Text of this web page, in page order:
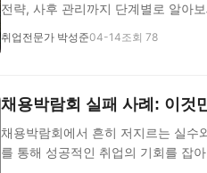
전략, 사후 관리까지 단계별로 알아
취업전문가 박성준04-14조회 78
채용박람회 실패 사례: 이것
채용박람회에서 흔히 저지르는 실수
를 통해 성공적인 취업의 기회를 잡